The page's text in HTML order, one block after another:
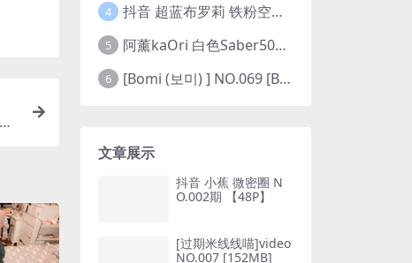
4 抖音 超蓝布罗莉 铁粉空间 NO.002期 【45P5V】(抖音超蓝布罗利是真的吗)
5 阿薰kaOri 白色Saber50图(阿熏的歌)
6 [Bomi (보미) ] NO.069 [Bimilstory] Vol.19 See-through lingerie
文章展示
抖音 小蕉 微密圈 N
O.002期 【48P】
[过期米线线喵]video
NO.007 [152MB]